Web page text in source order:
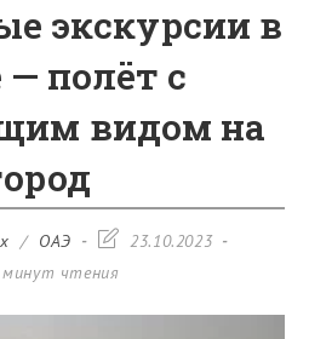
экскурсии в
полёт с
видом на
/ ОАЭ
Запись23.10.2023
минут чтения